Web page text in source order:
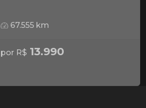
67.555 km
por R$ 13.990